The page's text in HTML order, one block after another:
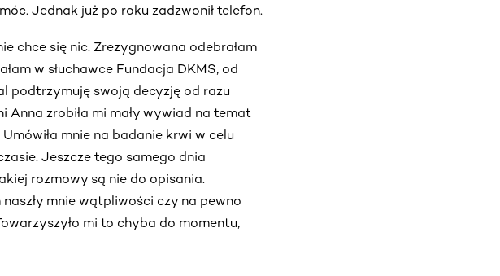
Jednak już po roku zadzwonił telefon.
chce się nic. Zrezygnowana odebrałam
w słuchawce Fundacja DKMS, od
podtrzymuję swoją decyzję od razu
Anna zrobiła mi mały wywiad na temat
mnie na badanie krwi w celu
Jeszcze tego samego dnia
rozmowy są nie do opisania.
mnie wątpliwości czy na pewno
mi to chyba do momentu,